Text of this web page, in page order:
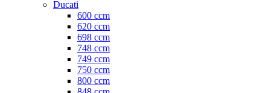
Ducati
600 ccm
620 ccm
698 ccm
748 ccm
749 ccm
750 ccm
800 ccm